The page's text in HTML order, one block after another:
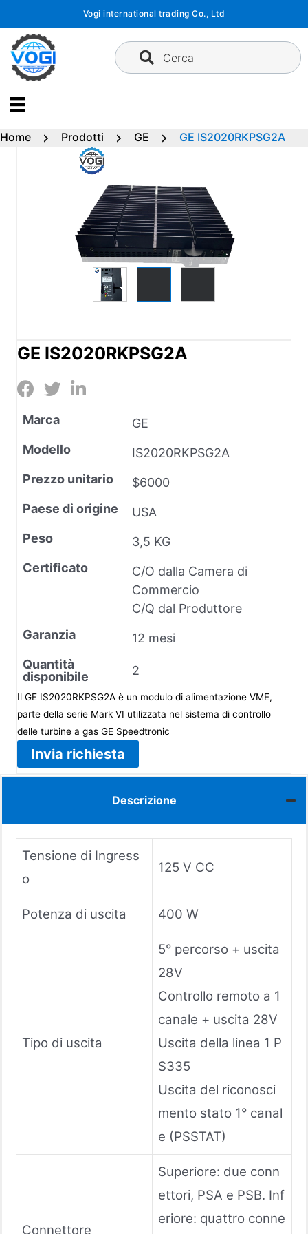
contenuto
Vogi international trading Co., Ltd
Cerca
Home Prodotti GE GE IS2020RKPSG2A
GE IS2020RKPSG2A
Marca
GE
Modello
IS2020RKPSG2A
Prezzo unitario
$6000
Paese di origine
USA
Peso
3,5 KG
Certificato
C/O dalla Camera di
Commercio
C/Q dal Produttore
Garanzia
12 mesi
Quantità
disponibile
2
Il GE IS2020RKPSG2A è un modulo di alimentazione VME,
parte della serie Mark VI utilizzata nel sistema di controllo
delle turbine a gas GE Speedtronic
Invia richiesta
Descrizione
Tensione di Ingress
o
125 V CC
Potenza di uscita 400 W
Tipo di uscita
5° percorso + uscita
28V
Controllo remoto a 1
canale + uscita 28V
Uscita della linea 1 P
S335
Uscita del riconosci
mento stato 1° canal
e (PSSTAT)
Connettore
Superiore: due conn
ettori, PSA e PSB. Inf
eriore: quattro conne